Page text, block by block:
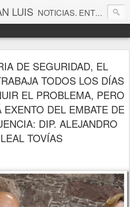
LUIS NOTICIAS. ENTRETENIMIENTO. EDITORIALES. CANAL DE VÍDEOS. GALERÍA DE FOTOGRAFÍAS.
DE SEGURIDAD, EL
TODOS LOS DÍAS
EL PROBLEMA, PERO
EXENTO DEL EMBATE DE
DIP. ALEJANDRO
LEAL TOVÍAS